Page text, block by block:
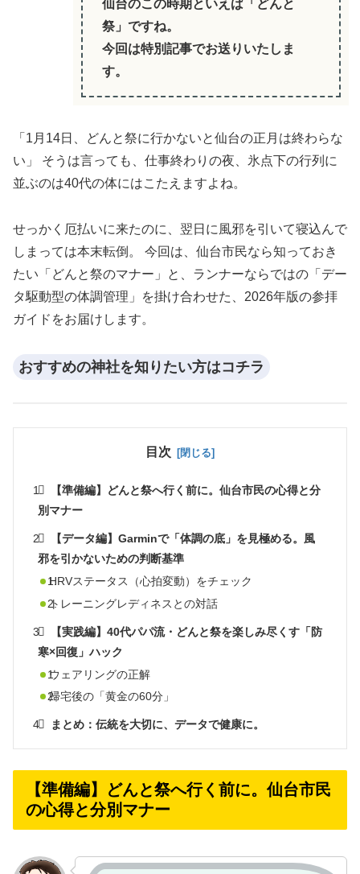
仙台のこの時期といえば「どんと
祭」ですね。
今回は特別記事でお送りいたしま
す。
「1月14日、どんと祭に行かないと仙台の正月は終わらな
い」 そうは言っても、仕事終わりの夜、氷点下の行列に
並ぶのは40代の体にはこたえますよね。
せっかく厄払いに来たのに、翌日に風邪を引いて寝込んで
しまっては本末転倒。 今回は、仙台市民なら知っておき
たい「どんと祭のマナー」と、ランナーならではの「デー
タ駆動型の体調管理」を掛け合わせた、2026年版の参拝
ガイドをお届けします。
おすすめの神社を知りたい方はコチラ
目次
【準備編】どんと祭へ行く前に。仙台市民の心得と分
別マナー
【データ編】Garminで「体調の底」を見極める。風
邪を引かないための判断基準
HRVステータス（心拍変動）をチェック
トレーニングレディネスとの対話
【実践編】40代パパ流・どんと祭を楽しみ尽くす「防
寒×回復」ハック
ウェアリングの正解
帰宅後の「黄金の60分」
まとめ：伝統を大切に、データで健康に。
【準備編】どんと祭へ行く前に。仙台市民
の心得と分別マナー